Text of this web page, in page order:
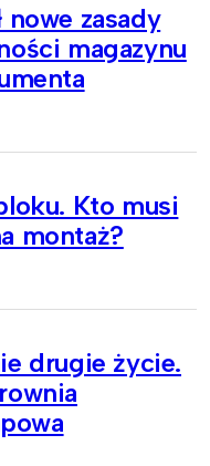
nowe zasady
magazynu
Kto musi
montaż?
drugie życie.